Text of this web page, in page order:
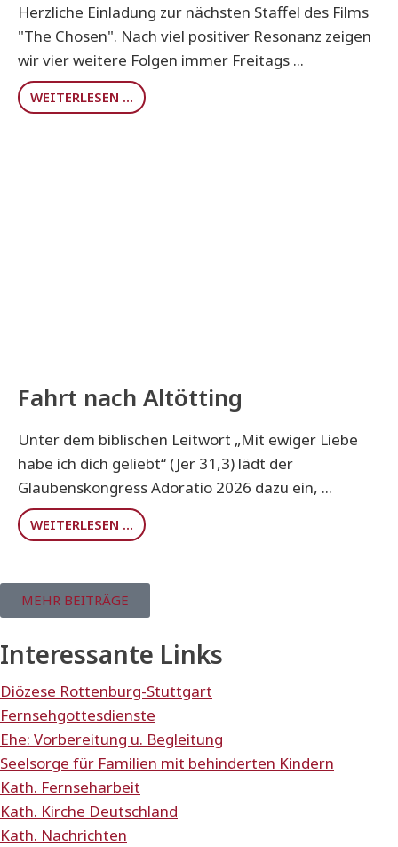
Herzliche Einladung zur nächsten Staffel des Films
"The Chosen". Nach viel positiver Resonanz zeigen
wir vier weitere Folgen immer Freitags ...
WEITERLESEN …
Fahrt nach Altötting
Unter dem biblischen Leitwort „Mit ewiger Liebe
habe ich dich geliebt“ (Jer 31,3) lädt der
Glaubenskongress Adoratio 2026 dazu ein, ...
WEITERLESEN …
MEHR BEITRÄGE
Interessante Links
Diözese Rottenburg-Stuttgart
Fernsehgottesdienste
Ehe: Vorbereitung u. Begleitung
Seelsorge für Familien mit behinderten Kindern
Kath. Fernseharbeit
Kath. Kirche Deutschland
Kath. Nachrichten